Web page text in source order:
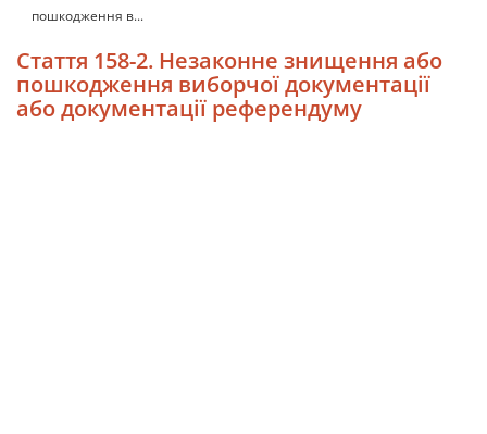
пошкодження в...
Стаття 158-2. Незаконне знищення або
пошкодження виборчої документації
або документації референдуму